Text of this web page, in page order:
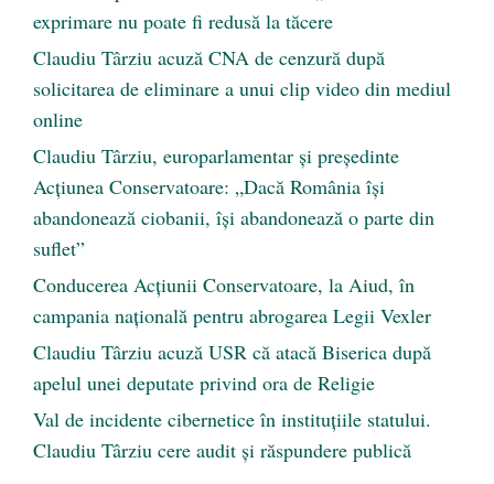
exprimare nu poate fi redusă la tăcere
Claudiu Târziu acuză CNA de cenzură după
solicitarea de eliminare a unui clip video din mediul
online
Claudiu Târziu, europarlamentar și președinte
Acțiunea Conservatoare: „Dacă România își
abandonează ciobanii, își abandonează o parte din
suflet”
Conducerea Acțiunii Conservatoare, la Aiud, în
campania națională pentru abrogarea Legii Vexler
Claudiu Târziu acuză USR că atacă Biserica după
apelul unei deputate privind ora de Religie
Val de incidente cibernetice în instituțiile statului.
Claudiu Târziu cere audit și răspundere publică